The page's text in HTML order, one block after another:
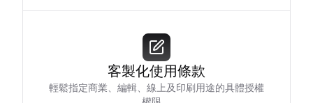
客製化使用條款
輕鬆指定商業、編輯、線上及印刷用途的具體授權